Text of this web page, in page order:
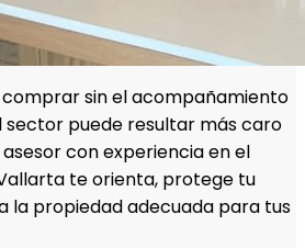
sin el acompañamiento
sector puede resultar más caro
con experiencia en el
te orienta, protege tu
la propiedad adecuada para tus